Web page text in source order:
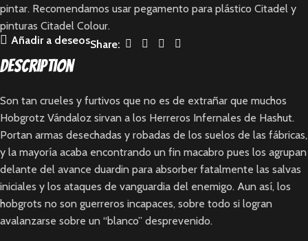
pintar. Recomendamos usar pegamento para plástico Citadel y
pinturas Citadel Colour.
Añadir a deseosShare:
Description
Son tan crueles y furtivos que no es de extrañar que muchos
Hobgrotz Vándaloz sirvan a los Herreros Infernales de Hashut.
Portan armas desechadas y robadas de los suelos de las fábricas,
y la mayoría acaba encontrando un fin macabro pues los agrupan
delante del avance duardin para absorber fatalmente las salvas
iniciales y los ataques de vanguardia del enemigo. Aun así, los
hobgrots no son guerreros incapaces, sobre todo si logran
avalanzarse sobre un “blanco” desprevenido.